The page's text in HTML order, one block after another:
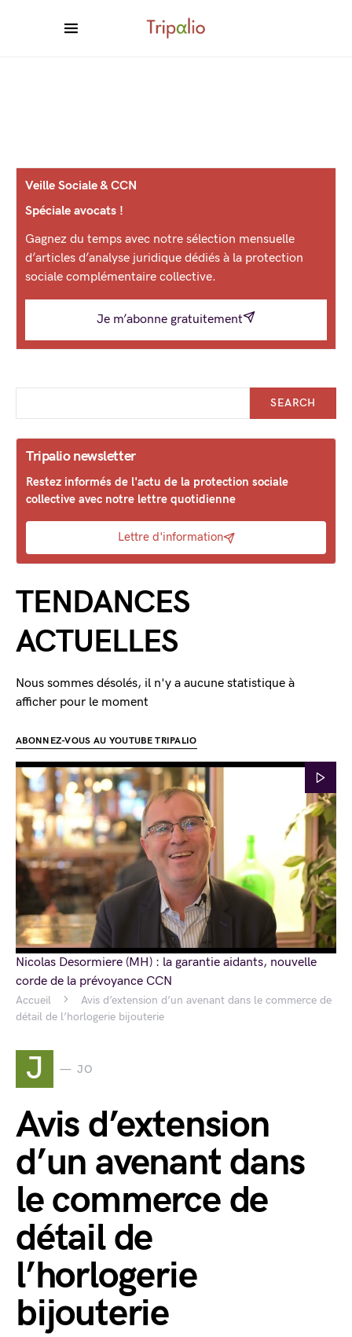
Accueil
Avis d’extension d’un avenant dans le commerce de
détail de l’horlogerie bijouterie
J JO
Avis d’extension
d’un avenant dans
le commerce de
détail de
l’horlogerie
bijouterie
Veille Sociale & CCN
Spéciale avocats !
Gagnez du temps avec notre sélection mensuelle
d’articles d’analyse juridique dédiés à la protection
sociale complémentaire collective.
Je m’abonne gratuitement
SEARCH
Tripalio newsletter
Restez informés de l'actu de la protection sociale
collective avec notre lettre quotidienne
Lettre d'information
TENDANCES
ACTUELLES
Nous sommes désolés, il n'y a aucune statistique à
afficher pour le moment
ABONNEZ-VOUS AU YOUTUBE TRIPALIO
Nicolas Desormiere (MH) : la garantie aidants, nouvelle
corde de la prévoyance CCN